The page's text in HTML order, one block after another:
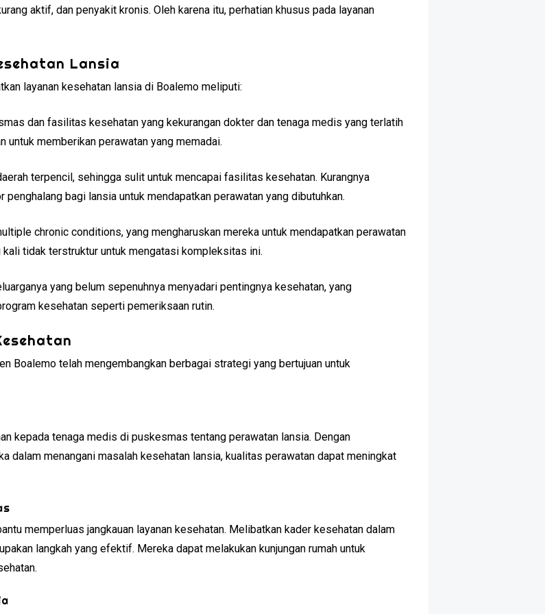
aktif, dan penyakit kronis. Oleh karena itu, perhatian khusus pada layanan
Lansia
layanan kesehatan lansia di Boalemo meliputi:
dan fasilitas kesehatan yang kekurangan dokter dan tenaga medis yang terlatih
untuk memberikan perawatan yang memadai.
terpencil, sehingga sulit untuk mencapai fasilitas kesehatan. Kurangnya
bagi lansia untuk mendapatkan perawatan yang dibutuhkan.
chronic conditions, yang mengharuskan mereka untuk mendapatkan perawatan
tidak terstruktur untuk mengatasi kompleksitas ini.
yang belum sepenuhnya menyadari pentingnya kesehatan, yang
kesehatan seperti pemeriksaan rutin.
Boalemo telah mengembangkan berbagai strategi yang bertujuan untuk
kepada tenaga medis di puskesmas tentang perawatan lansia. Dengan
dalam menangani masalah kesehatan lansia, kualitas perawatan dapat meningkat
memperluas jangkauan layanan kesehatan. Melibatkan kader kesehatan dalam
langkah yang efektif. Mereka dapat melakukan kunjungan rumah untuk